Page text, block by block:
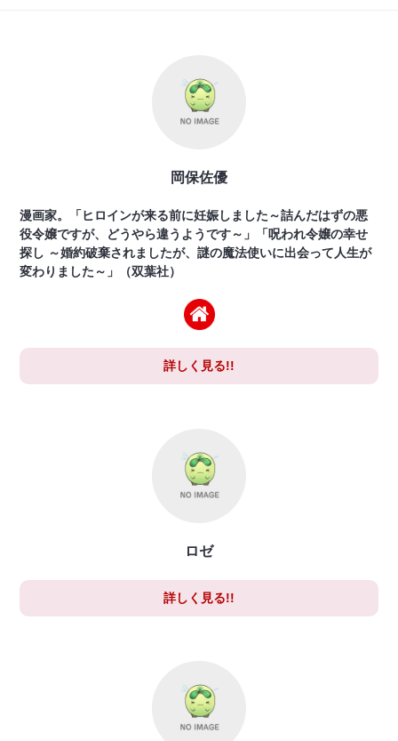
岡保佐優
漫画家。「ヒロインが来る前に妊娠しました～詰んだはずの悪
役令嬢ですが、どうやら違うようです～」「呪われ令嬢の幸せ
探し ～婚約破棄されましたが、謎の魔法使いに出会って人生が
変わりました～」（双葉社）
詳しく見る!!
ロゼ
詳しく見る!!